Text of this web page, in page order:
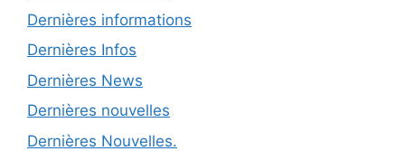
Dernières informations
Dernières Infos
Dernières News
Dernières nouvelles
Dernières Nouvelles.